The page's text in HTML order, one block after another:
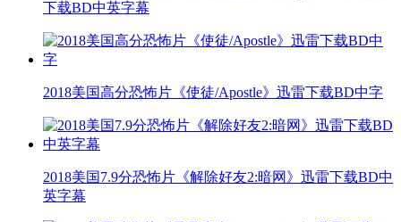
下载BD中英字幕
2018美国高分恐怖片《使徒/Apostle》迅雷下载BD中字
2018美国7.9分恐怖片《解除好友2:暗网》迅雷下载BD中
英字幕